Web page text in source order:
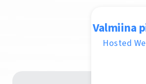
Valmiina
Hosted